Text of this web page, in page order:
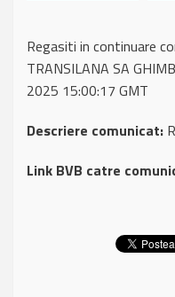
Regasiti in continuare
TRANSILANA SA
2025 15:00:17 GMT
Descriere comunicat:
Link BVB catre